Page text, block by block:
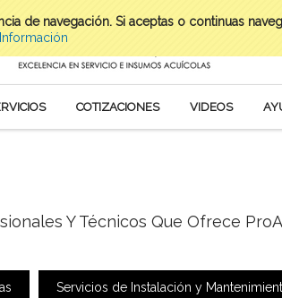
de navegación. Si aceptas o continuas
COTIZACIONES VIDEOS
Y Técnicos Que Ofrece
Servicios de Instalación y